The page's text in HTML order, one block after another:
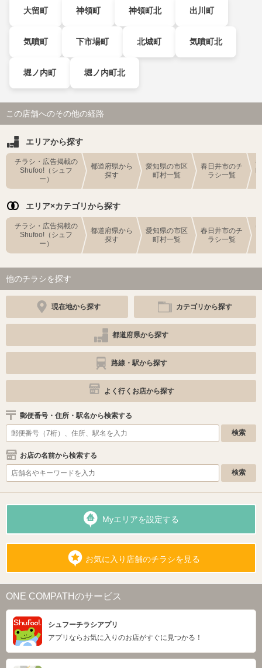
大留町 神領町 神領町北 出川町
気噴町 下市場町 北城町 気噴町北
堀ノ内町 堀ノ内町北
この店舗へのその他の経路
エリアから探す
チラシ・広告掲載の
Shufoo!（シュフ
ー）
都道府県から
探す
愛知県の市区
町村一覧
春日井市のチ
ラシ一覧
エリア×カテゴリから探す
チラシ・広告掲載の
Shufoo!（シュフ
ー）
都道府県から
探す
愛知県の市区
町村一覧
春日井市のチ
ラシ一覧
他のチラシを探す
現在地から探す カテゴリから探す
都道府県から探す
路線・駅から探す
よく行くお店から探す
郵便番号・住所・駅名から検索する
お店の名前から検索する
Myエリアを設定する
お気に入り店舗のチラシを見る
ONE COMPATHのサービス
シュフーチラシアプリ
アプリならお気に入りのお店がすぐに見つかる！